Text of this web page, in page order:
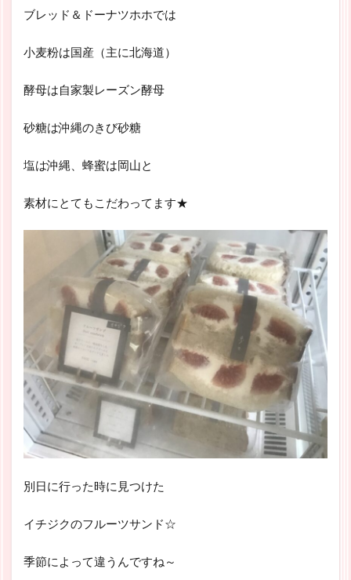
ブレッド＆ドーナツホホでは
小麦粉は国産（主に北海道）
酵母は自家製レーズン酵母
砂糖は沖縄のきび砂糖
塩は沖縄、蜂蜜は岡山と
素材にとてもこだわってます★
別日に行った時に見つけた
イチジクのフルーツサンド☆
季節によって違うんですね～